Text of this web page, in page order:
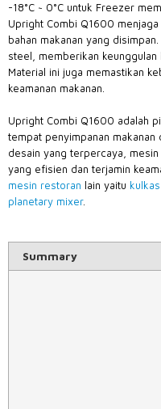
-18°C ~ 0°C untuk Freezer
Upright Combi Q1600
bahan makanan yang
steel, memberikan keunggulan
Material ini juga memastikan
keamanan makanan.
Upright Combi Q1600 adalah
tempat penyimpanan makanan
desain yang terpercaya,
yang efisien dan terjamin
mesin restoran lain yaitu
planetary mixer.
Summary